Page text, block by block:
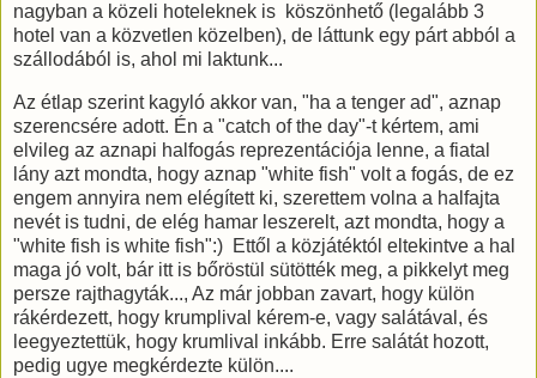
nagyban a közeli hoteleknek is köszönhető (legalább 3
hotel van a közvetlen közelben), de láttunk egy párt abból a
szállodából is, ahol mi laktunk...
Az étlap szerint kagyló akkor van, "ha a tenger ad", aznap
szerencsére adott. Én a "catch of the day"-t kértem, ami
elvileg az aznapi halfogás reprezentációja lenne, a fiatal
lány azt mondta, hogy aznap "white fish" volt a fogás, de ez
engem annyira nem elégített ki, szerettem volna a halfajta
nevét is tudni, de elég hamar leszerelt, azt mondta, hogy a
"white fish is white fish":) Ettől a közjátéktól eltekintve a hal
maga jó volt, bár itt is bőröstül sütötték meg, a pikkelyt meg
persze rajthagyták..., Az már jobban zavart, hogy külön
rákérdezett, hogy krumplival kérem-e, vagy salátával, és
leegyeztettük, hogy krumlival inkább. Erre salátát hozott,
pedig ugye megkérdezte külön....